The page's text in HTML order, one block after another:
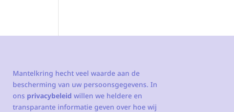
Mantelkring hecht veel waarde aan de
bescherming van uw persoonsgegevens. In
ons privacybeleid willen we heldere en
transparante informatie geven over hoe wij